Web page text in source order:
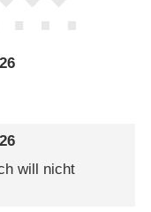
will nicht